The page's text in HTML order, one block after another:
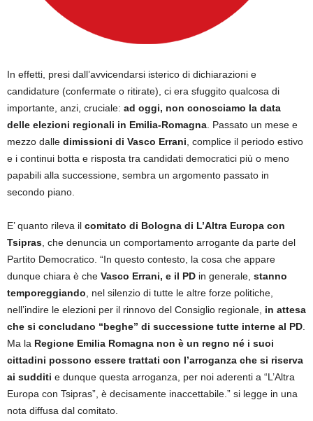
In effetti, presi dall’avvicendarsi isterico di dichiarazioni e
candidature (confermate o ritirate), ci era sfuggito qualcosa di
importante, anzi, cruciale: ad oggi, non conosciamo la data
delle elezioni regionali in Emilia-Romagna . Passato un mese e
mezzo dalle dimissioni di Vasco Errani , complice il periodo estivo
e i continui botta e risposta tra candidati democratici più o meno
papabili alla successione, sembra un argomento passato in
secondo piano.
E’ quanto rileva il comitato di Bologna di L’Altra Europa con
Tsipras , che denuncia un comportamento arrogante da parte del
Partito Democratico. “In questo contesto, la cosa che appare
dunque chiara è che Vasco Errani, e il PD in generale, stanno
temporeggiando , nel silenzio di tutte le altre forze politiche,
nell’indire le elezioni per il rinnovo del Consiglio regionale, in attesa
che si concludano “beghe” di successione tutte interne al PD
Ma la Regione Emilia Romagna non è un regno né i suoi
cittadini possono essere trattati con l’arroganza che si riserva
ai sudditi e dunque questa arroganza, per noi aderenti a “L’Altra
Europa con Tsipras”, è decisamente inaccettabile.” si legge in una
nota diffusa dal comitato.